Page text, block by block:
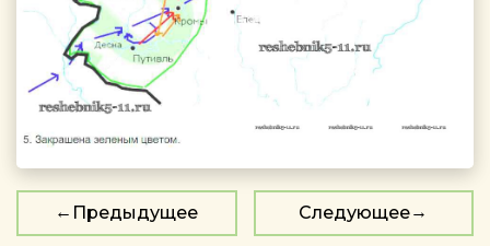
Предыдущее Следующее